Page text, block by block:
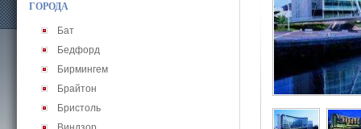
ГОРОДА
Бат
Бедфорд
Бирмингем
Брайтон
Бристоль